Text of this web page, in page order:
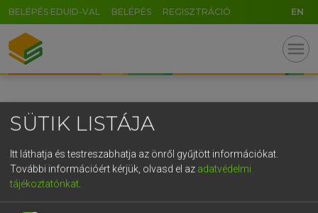
BELÉPÉS EDUID-VAL BELÉPÉS REGISZTRÁCIÓ EN
menu
SÜTIK LISTÁJA
Itt láthatja és testreszabhatja az önről gyűjtött információkat.
További információért kérjük, olvasd el az adatvédelmi
tájékoztatónkat
GR
5
g h k l
v b n m , . - AltGr